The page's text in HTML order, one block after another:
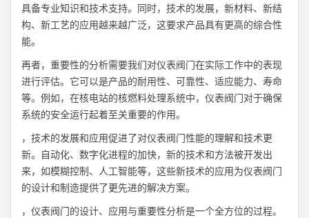
具备专业知识和技术支持。同时，技术的发展，新材料、新结
构、新工艺的应用越来越广泛，这要求产品具有更高的综合性
能。
再者，重要性的分析需要我们对仪表阀门在实际工作中的表现
进行评估。它可以是产品的耐用性、可靠性、适应能力、寿命
等。例如，在核电站的核燃料处理系统中，仪表阀门对于确保
系统的安全运行起着至关重要的作用。
，技术的发展和应用促进了对仪表阀门性能的理解和技术更
新。自动化、数字化进程的加快，新的技术和方法被开发出
来，如模糊控制、人工智能等，这些新技术的应用为仪表阀门
的设计和制造提供了更先进的解决方案。
，仪表阀门的设计、应用与重要性分析是一个全方位的过程。